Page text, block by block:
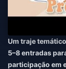
Um traje
5–8 entradas
participação em